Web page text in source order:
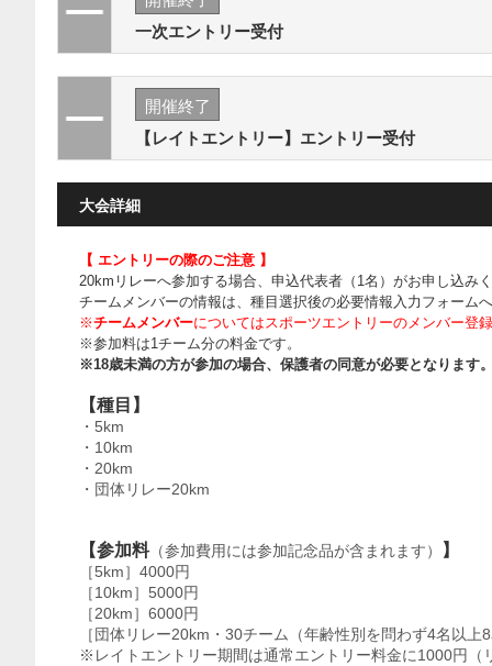
一次エントリー受付
開催終了
【レイトエントリー】エントリー受付
大会詳細
【 エントリーの際のご注意 】
20kmリレーへ参加する場合、申込代表者（1名）がお申し込み
チームメンバーの情報は、種目選択後の必要情報入力フォーム
※チームメンバーについてはスポーツエントリーのメンバー登
※参加料は1チーム分の料金です。
※18歳未満の方が参加の場合、保護者の同意が必要となります
【種目】
・5km
・10km
・20km
・団体リレー20km
【参加料（参加費用には参加記念品が含まれます） 】
［5km］4000円
［10km］5000円
［20km］6000円
［団体リレー20km・30チーム（年齢性別を問わず4名以上
※レイトエントリー期間は通常エントリー料金に1000円（